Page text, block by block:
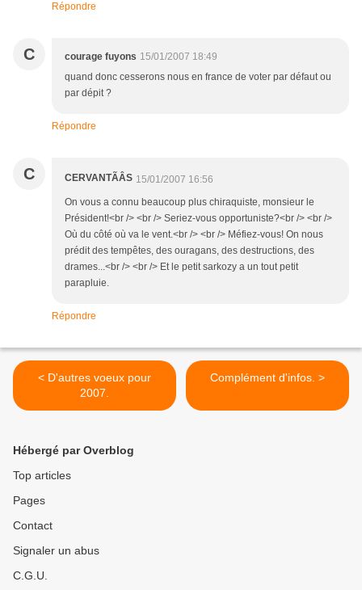
Répondre
C courage fuyons 15/01/2007 18:49
quand donc cesserons nous en france de voter par défaut ou
par dépit ?
Répondre
C CERVANTÃÂS 15/01/2007 16:56
On vous a connu beaucoup plus chiraquiste, monsieur le
Président!<br /> <br /> Seriez-vous opportuniste?<br /> <br />
Où du côté où va le vent.<br /> <br /> Méfiez-vous! On nous
prédit des tempêtes, des ouragans, des destructions, des
drames...<br /> <br /> Et le petit sarkozy a un tout petit
parapluie.
Répondre
< D'autres voeux pour
2007.
Complément d'infos. >
Hébergé par Overblog
Top articles
Pages
Contact
Signaler un abus
C.G.U.